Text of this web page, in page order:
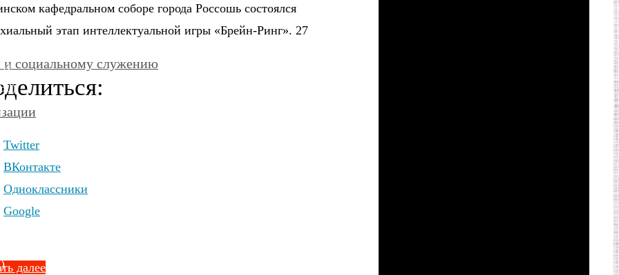
и социальному служению
кафедральном соборе города Россошь состоялся
этап интеллектуальной игры «Брейн-Ринг». 27
Twitter
ВКонтакте
Одноклассники
Google
далее